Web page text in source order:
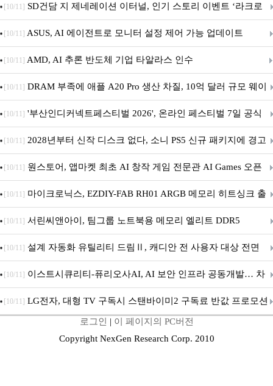
던전 13’ 참가!
[10/11] SD건담 지 제네레이션 이터널, 인기 스토리 이벤트 ‘라크로
아의 용사’ 재개최 및 풍성한 기념 이벤트 실시!
[10/11] ASUS, AI 에이전트로 모니터 설정 제어 가능 업데이트
[10/11] AMD, AI 추론 반도체 기업 타알라스 인수
[10/11] DRAM 부족에 애플 A20 Pro 생산 차질, 10억 달러 규모 웨이
퍼 대기
[10/11] '부산인디커넥트페스티벌 2026', 온라인 페스티벌 7일 공식
개막... 22일간 진행
[10/11] 2028년부터 신작 디스크 없다, 소니 PS5 신규 패키지에 경고
문 추가
[10/11] 원스토어, 앱마켓 최초 AI 창작 게임 전문관 AI Games 오픈
[10/11] 마이크로닉스, EZDIY-FAB RH01 ARGB 메모리 히트싱크 출
시
[10/11] 서린씨앤아이, 팀그룹 노트북용 메모리 엘리트 DDR5
5600MHz 16GB 출시
[10/11] 설계 자동화 유틸리티 드림Ⅱ, 캐디안 전 사용자 대상 전면
무상 배포
[10/11] 이스트시큐리티-퓨리오사AI, AI 보안 인프라 공동개발… 차
세대 AI 보안 플랫폼 구축
[10/11] LG전자, 대형 TV 구독시 스탠바이미2 구독료 반값 프로모션
로그인 | 이 페이지의 PC버전
Copyright NexGen Research Corp. 2010